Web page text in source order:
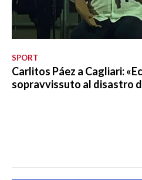
SPORT
Carlitos Páez a Cagliari:
sopravvissuto al disastro